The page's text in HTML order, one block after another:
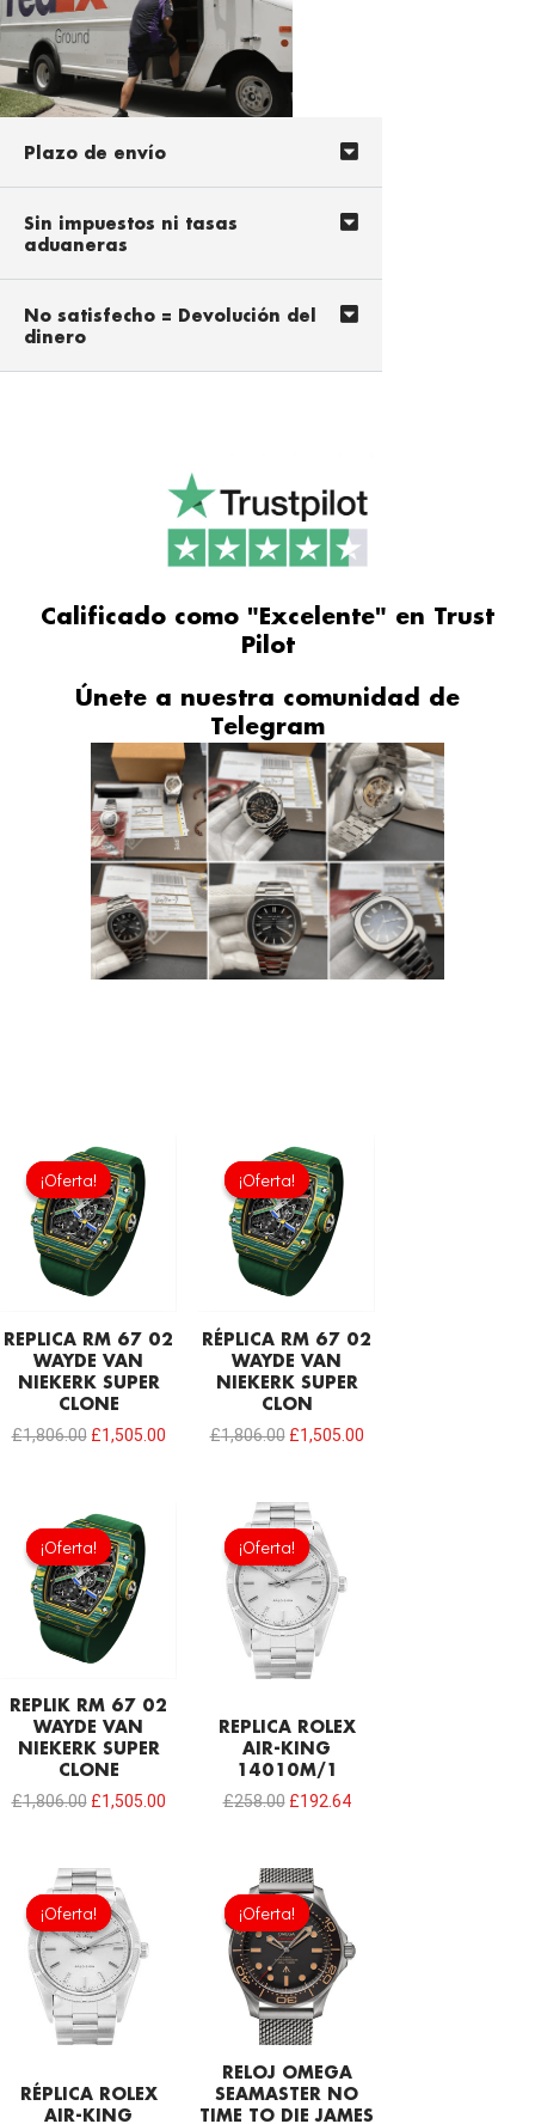
Plazo de envío
Sin impuestos ni tasas
aduaneras
No satisfecho = Devolución del
dinero
Calificado como "Excelente" en Trust
Pilot
Únete a nuestra comunidad de
Telegram
¡Oferta!
¡Oferta!
REPLICA RM 67 02
WAYDE VAN
NIEKERK SUPER
CLONE
£1,806.00
El
precio
original
era:
£1,806.00.
£1,505.00
£1,505.00.
¡Oferta!
¡Oferta!
RÉPLICA RM 67 02
WAYDE VAN
NIEKERK SUPER
CLON
£1,806.00
El
precio
original
era:
£1,806.00.
£1,505.00
¡Oferta!
¡Oferta!
REPLIK RM 67 02
WAYDE VAN
NIEKERK SUPER
CLONE
£1,806.00
El
precio
original
era:
£1,806.00.
£1,505.00
£1,505.00.
¡Oferta!
¡Oferta!
REPLICA ROLEX
AIR-KING
14010M/1
£258.00
El
precio
original
era:
£258.00.
£192.64
¡Oferta!
¡Oferta!
RÉPLICA ROLEX
AIR-KING
El
precio
original
era:
£258.00.
¡Oferta!
¡Oferta!
RELOJ OMEGA
SEAMASTER NO
TIME TO DIE JAMES
El
precio
original
era:
£301.00.
es:
£208.12.